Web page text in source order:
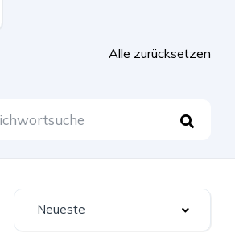
Alle zurücksetzen
Neueste